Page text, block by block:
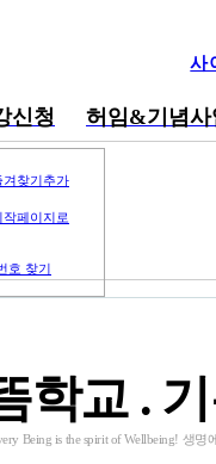
사
신청
허임&기념사
겨찾기추가
작페이지로
호 찾기
학교 .
Being is the spirit of Wellbeing! 생